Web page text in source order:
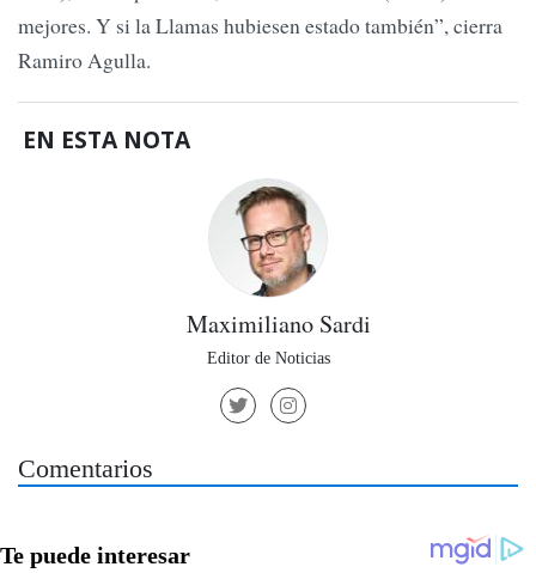
mejores. Y si la Llamas hubiesen estado también”, cierra
Ramiro Agulla.
EN ESTA NOTA
Maximiliano Sardi
Editor de Noticias
Comentarios